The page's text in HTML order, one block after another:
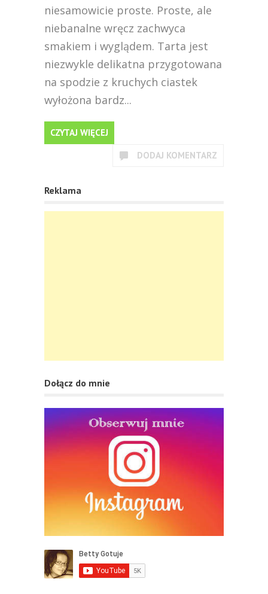
niesamowicie proste. Proste, ale
niebanalne wręcz zachwyca
smakiem i wyglądem. Tarta jest
niezwykle delikatna przygotowana
na spodzie z kruchych ciastek
wyłożona bardz...
CZYTAJ WIĘCEJ
DODAJ KOMENTARZ
Reklama
Dołącz do mnie